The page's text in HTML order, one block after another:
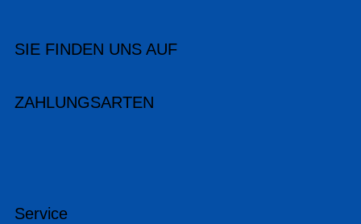
SIE FINDEN UNS AUF
ZAHLUNGSARTEN
Service